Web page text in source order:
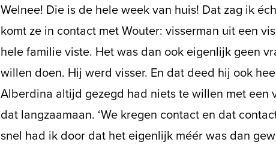
Welnee! Die is de hele week van huis! Dat zag ik
komt ze in contact met Wouter: visserman uit een
hele familie viste. Het was dan ook eigenlijk geen
willen doen. Hij werd visser. En dat deed hij ook
Alberdina altijd gezegd had niets te willen met een
dat langzaamaan. ‘We kregen contact en dat
snel had ik door dat het eigenlijk méér was dan